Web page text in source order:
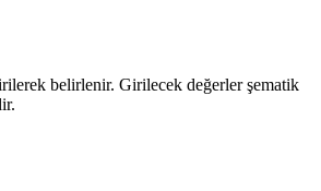
belirlenir. Girilecek değerler şematik